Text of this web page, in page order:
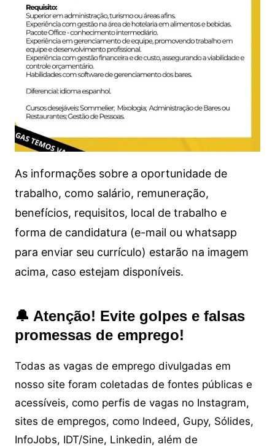
As informações sobre a oportunidade de
trabalho, como salário, remuneração,
benefícios, requisitos, local de trabalho e
forma de candidatura (e-mail ou whatsapp
para enviar seu currículo) estarão na imagem
acima, caso estejam disponíveis.
🔔 Atenção! Evite golpes e falsas
promessas de emprego!
Todas as vagas de emprego divulgadas em
nosso site foram coletadas de fontes públicas e
acessíveis, como perfis de vagas no Instagram,
sites de empregos, como Indeed, Gupy, Sólides,
InfoJobs, IDT/Sine, Linkedin, além de